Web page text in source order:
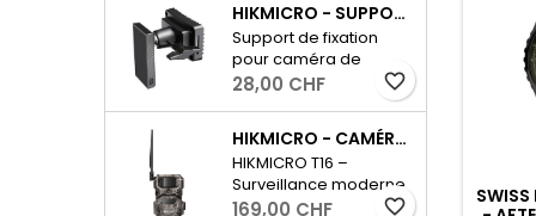
HIKMICRO - SUPPORT DE CAMÉRA T16
Support de fixation
pour caméra de
chasse HIKMICRO T16
Installez votre caméra
de manière flexible et
précise à
l'emplacement
souhaité. Grâce à ce
support de fixation
28,00 CHF favorite_border
HIKMICRO - CAMÉRA DE SURVEILLANCE DE LA FAUNE T16
HIKMICRO T16 –
Surveillance moderne
de la faune sauvage
169,00 CHF favorite_border